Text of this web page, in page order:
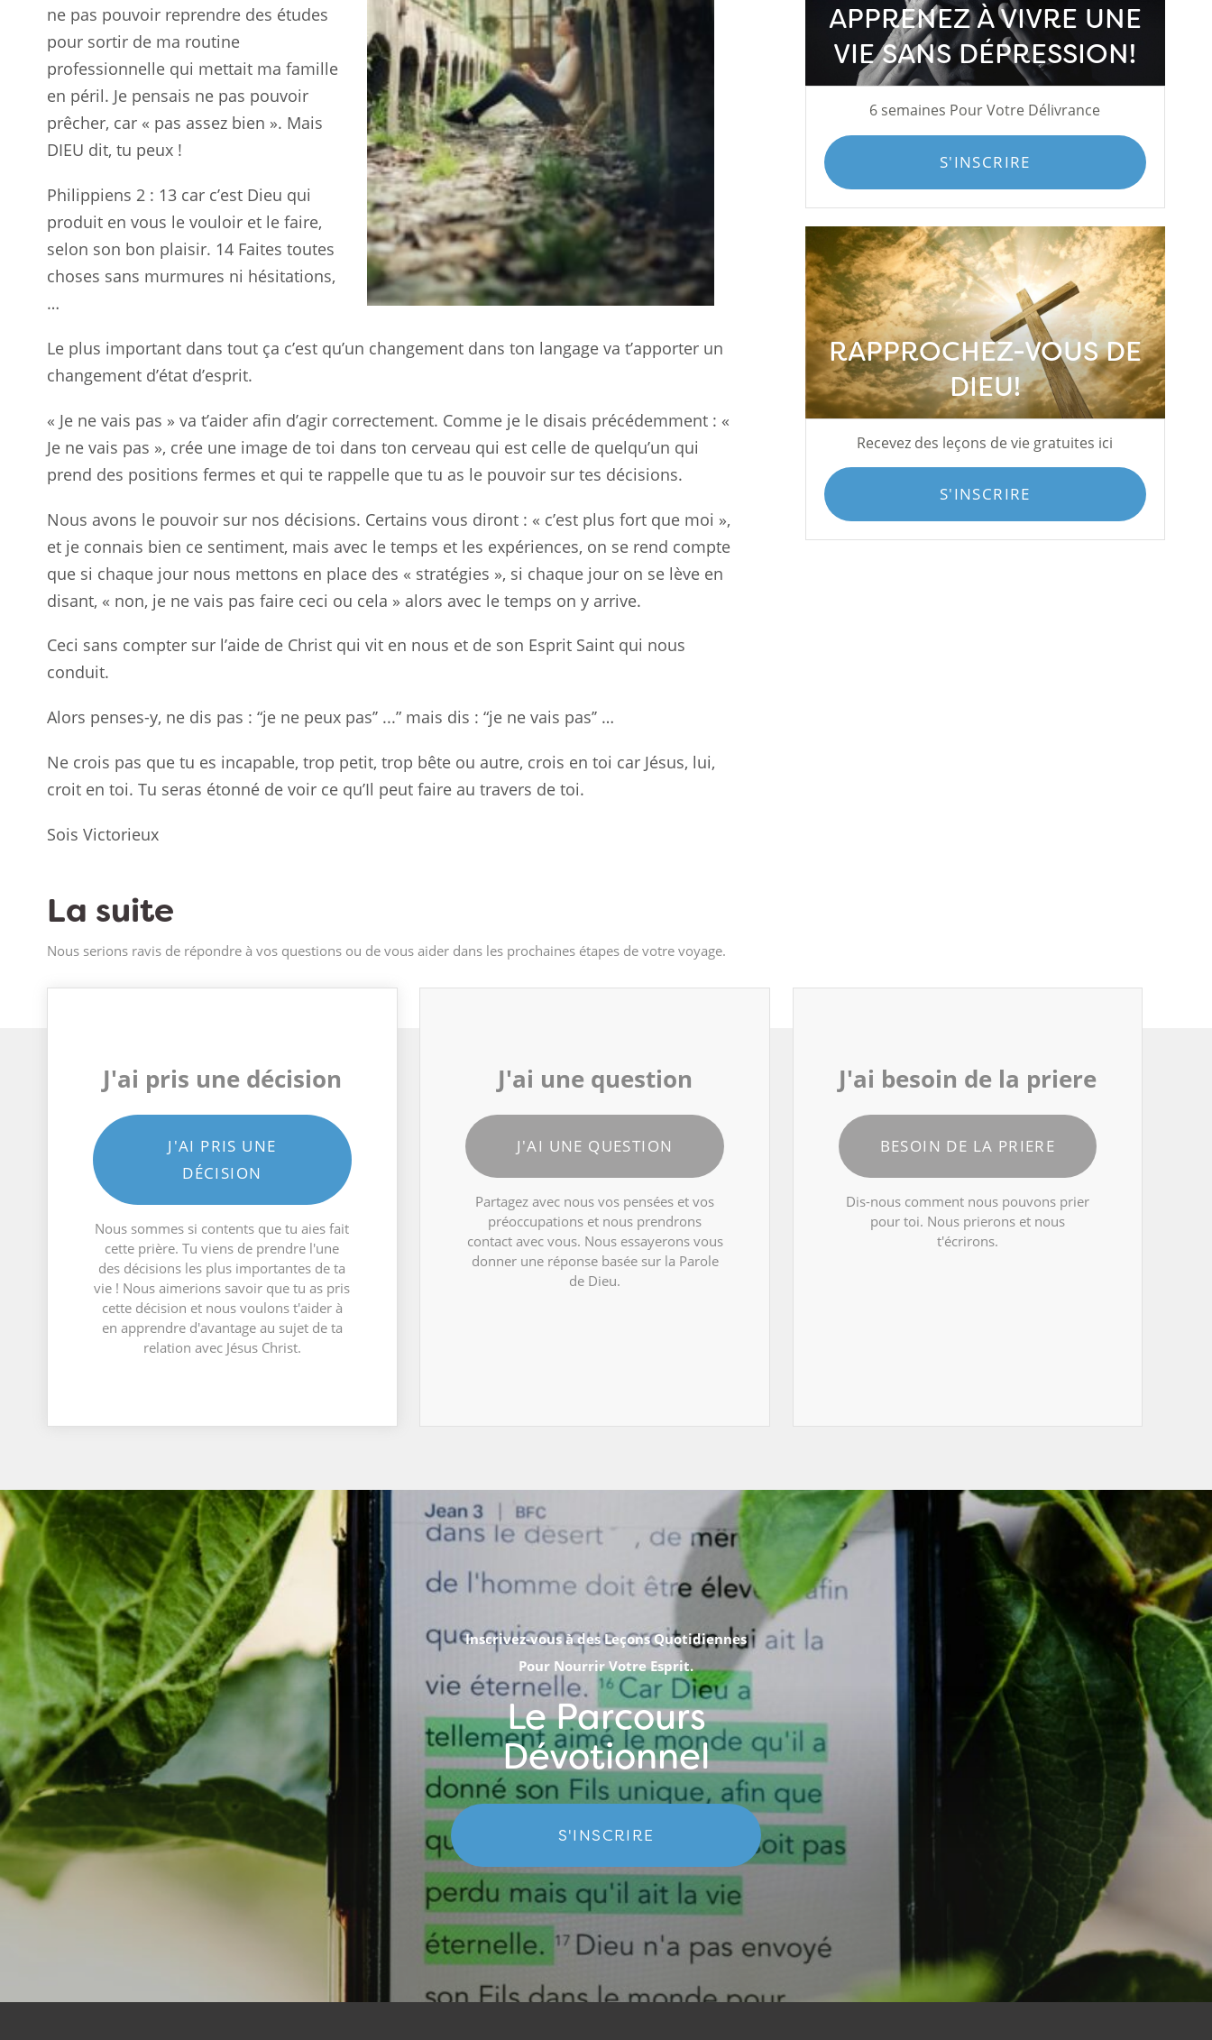
ne pas pouvoir reprendre des études
pour sortir de ma routine
professionnelle qui mettait ma famille
en péril. Je pensais ne pas pouvoir
prêcher, car « pas assez bien ». Mais
DIEU dit, tu peux !
Philippiens 2 : 13 car c’est Dieu qui
produit en vous le vouloir et le faire,
selon son bon plaisir. 14 Faites toutes
choses sans murmures ni hésitations,
…
Le plus important dans tout ça c’est qu’un changement dans ton langage va t’apporter un
changement d’état d’esprit.
« Je ne vais pas » va t’aider afin d’agir correctement. Comme je le disais précédemment : «
Je ne vais pas », crée une image de toi dans ton cerveau qui est celle de quelqu’un qui
prend des positions fermes et qui te rappelle que tu as le pouvoir sur tes décisions.
Nous avons le pouvoir sur nos décisions. Certains vous diront : « c’est plus fort que moi »,
et je connais bien ce sentiment, mais avec le temps et les expériences, on se rend compte
que si chaque jour nous mettons en place des « stratégies », si chaque jour on se lève en
disant, « non, je ne vais pas faire ceci ou cela » alors avec le temps on y arrive.
Ceci sans compter sur l’aide de Christ qui vit en nous et de son Esprit Saint qui nous
conduit.
Alors penses-y, ne dis pas : “je ne peux pas’’ ...” mais dis : “je ne vais pas’’ …
Ne crois pas que tu es incapable, trop petit, trop bête ou autre, crois en toi car Jésus, lui,
croit en toi. Tu seras étonné de voir ce qu’Il peut faire au travers de toi.
Sois Victorieux
APPRENEZ À VIVRE UNE
VIE SANS DÉPRESSION!
6 semaines Pour Votre Délivrance
S'INSCRIRE
RAPPROCHEZ-VOUS DE
DIEU!
Recevez des leçons de vie gratuites ici
S'INSCRIRE
La suite
Nous serions ravis de répondre à vos questions ou de vous aider dans les prochaines étapes de votre voyage.
J'ai pris une décision
J'AI PRIS UNE
DÉCISION
Nous sommes si contents que tu aies fait
cette prière. Tu viens de prendre l'une
des décisions les plus importantes de ta
vie ! Nous aimerions savoir que tu as pris
cette décision et nous voulons t'aider à
en apprendre d'avantage au sujet de ta
relation avec Jésus Christ.
J'ai une question
J'AI UNE QUESTION
Partagez avec nous vos pensées et vos
préoccupations et nous prendrons
contact avec vous. Nous essayerons vous
donner une réponse basée sur la Parole
de Dieu.
J'ai besoin de la priere
BESOIN DE LA PRIERE
Dis-nous comment nous pouvons prier
pour toi. Nous prierons et nous
t'écrirons.
Inscrivez-vous à des Leçons Quotidiennes
Pour Nourrir Votre Esprit.
Le Parcours
Dévotionnel
S'INSCRIRE